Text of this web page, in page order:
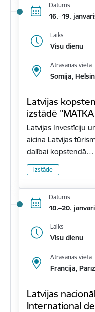
Datums
16.–19.
Laiks
Visu dienu
Atrašanās vieta
Somija,
Latvijas
izstādē
Latvijas Investīciju
aicina Latvijas
dalībai kopstendā…
Izstāde
Datums
18.–20.
Laiks
Visu dienu
Atrašanās vieta
Francija,
Latvijas
International